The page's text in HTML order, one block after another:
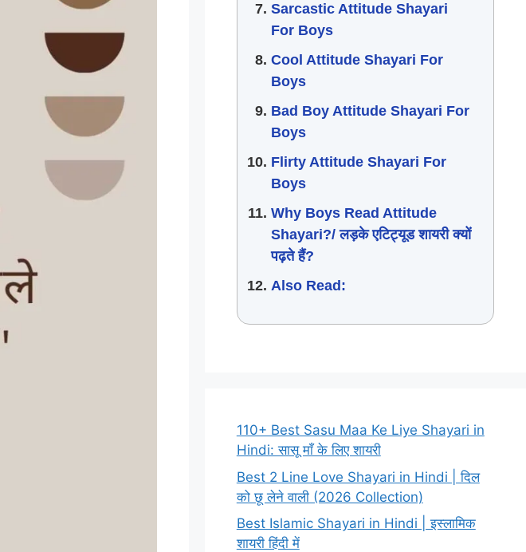
Sarcastic Attitude Shayari
For Boys
Cool Attitude Shayari For
Boys
Bad Boy Attitude Shayari For
Boys
Flirty Attitude Shayari For
Boys
Why Boys Read Attitude
Shayari?/ लड़के एटिट्यूड शायरी क्यों
पढ़ते हैं?
Also Read:
110+ Best Sasu Maa Ke Liye Shayari in
Hindi: सासू माँ के लिए शायरी
Best 2 Line Love Shayari in Hindi | दिल
को छू लेने वाली (2026 Collection)
Best Islamic Shayari in Hindi | इस्लामिक
शायरी हिंदी में